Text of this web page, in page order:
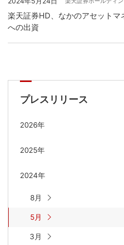
楽天証券HD、なかのアセットマ
への出資
プレスリリース
2026年
2025年
2024年
8月
5月
3月